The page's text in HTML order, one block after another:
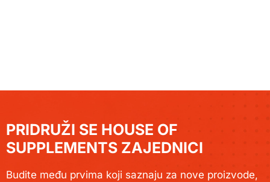
PRIDRUŽI SE HOUSE OF
SUPPLEMENTS ZAJEDNICI
Budite među prvima koji saznaju za nove proizvode,